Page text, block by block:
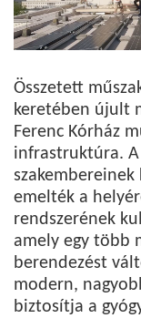
Összetett
keretében újult
Ferenc Kórház
infrastruktúra.
emelték a
rendszerének
amely egy több
berendezést
modern,
biztosítja a